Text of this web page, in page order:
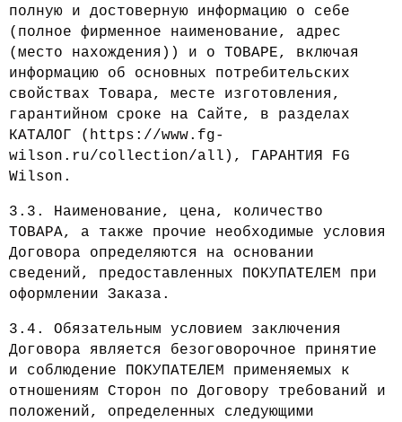
полную и достоверную информацию о себе
(полное фирменное наименование, адрес
(место нахождения)) и о ТОВАРЕ, включая
информацию об основных потребительских
свойствах Товара, месте изготовления,
гарантийном сроке на Сайте, в разделах
КАТАЛОГ (https://www.fg-
wilson.ru/collection/all), ГАРАНТИЯ FG
Wilson.
3.3. Наименование, цена, количество
ТОВАРА, а также прочие необходимые условия
Договора определяются на основании
сведений, предоставленных ПОКУПАТЕЛЕМ при
оформлении Заказа.
3.4. Обязательным условием заключения
Договора является безоговорочное принятие
и соблюдение ПОКУПАТЕЛЕМ применяемых к
отношениям Сторон по Договору требований и
положений, определенных следующими